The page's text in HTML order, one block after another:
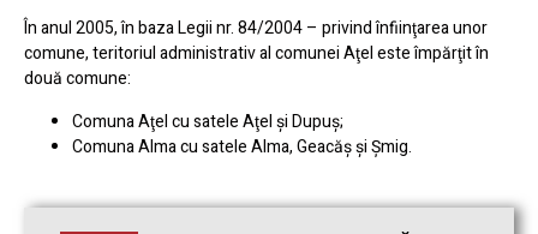
În anul 2005, în baza Legii nr. 84/2004 – privind înfiinţarea unor
comune, teritoriul administrativ al comunei Aţel este împărţit în
două comune:
Comuna Aţel cu satele Aţel şi Dupuş;
Comuna Alma cu satele Alma, Geacăş şi Şmig.